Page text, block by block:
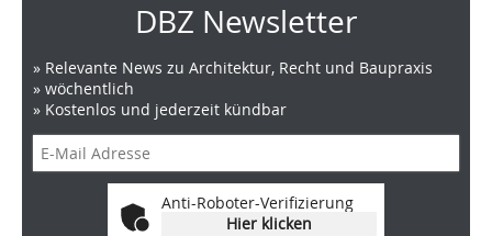
DBZ Newsletter
» Relevante News zu Architektur, Recht und Baupraxis
» wöchentlich
» Kostenlos und jederzeit kündbar
Anti-Roboter-Verifizierung
Hier klicken